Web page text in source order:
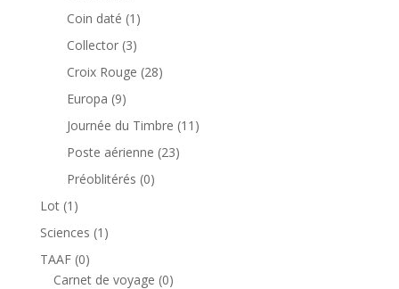
produits
Coin daté 1 1
produit
Collector 33
produits
Croix Rouge 2828
Europa 99
produits
Journée du Timbre 11 11
Poste aérienne 2323
Préoblitérés 00
Lot 1 1
produit
Sciences 1 1
TAAF 00
produit
Carnet de voyage 00